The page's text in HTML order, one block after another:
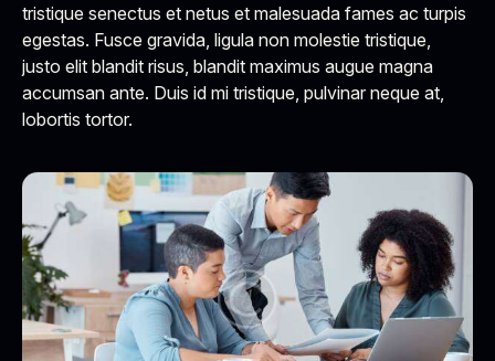
tristique senectus et netus et malesuada fames ac turpis
egestas. Fusce gravida, ligula non molestie tristique,
justo elit blandit risus, blandit maximus augue magna
accumsan ante. Duis id mi tristique, pulvinar neque at,
lobortis tortor.